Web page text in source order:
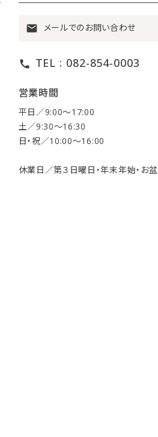
mail メールでのお問い合わせ
call TEL : 082-854-0003
営業時間
平日／9:00〜17:00
土／9:30〜16:30
日・祝／10:00〜16:00
休業日／第３日曜日・年末年始・お盆